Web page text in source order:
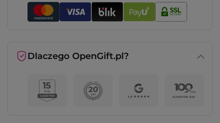
Dlaczego OpenGift.pl?